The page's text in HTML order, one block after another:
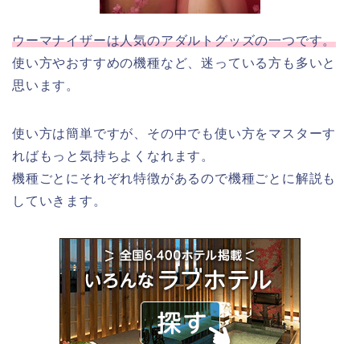
ウーマナイザーは人気のアダルトグッズの一つです。
使い方やおすすめの機種など、迷っている方も多いと
思います。
使い方は簡単ですが、その中でも使い方をマスターす
ればもっと気持ちよくなれます。
機種ごとにそれぞれ特徴があるので機種ごとに解説も
していきます。